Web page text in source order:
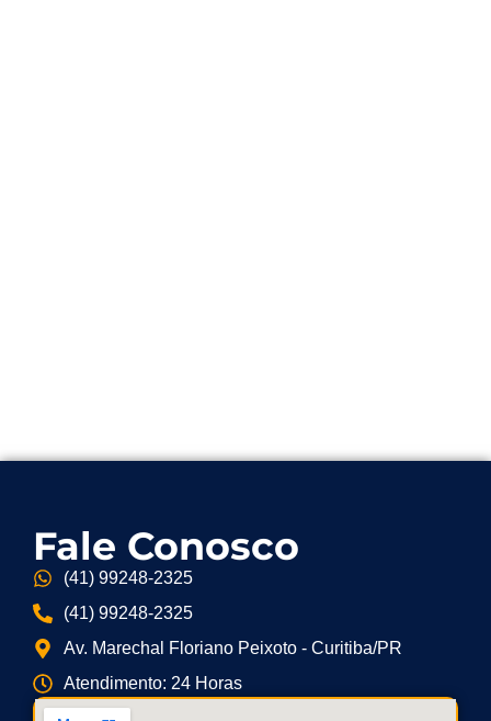
Fale Conosco
(41) 99248-2325
(41) 99248-2325
Av. Marechal Floriano Peixoto - Curitiba/PR
Atendimento: 24 Horas